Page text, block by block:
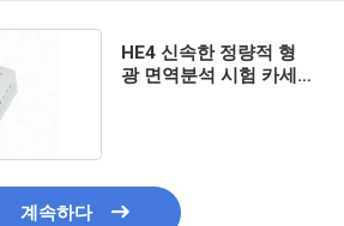
HE4 신속한 정량적 형
광 면역분석 시험 카세
계속하다